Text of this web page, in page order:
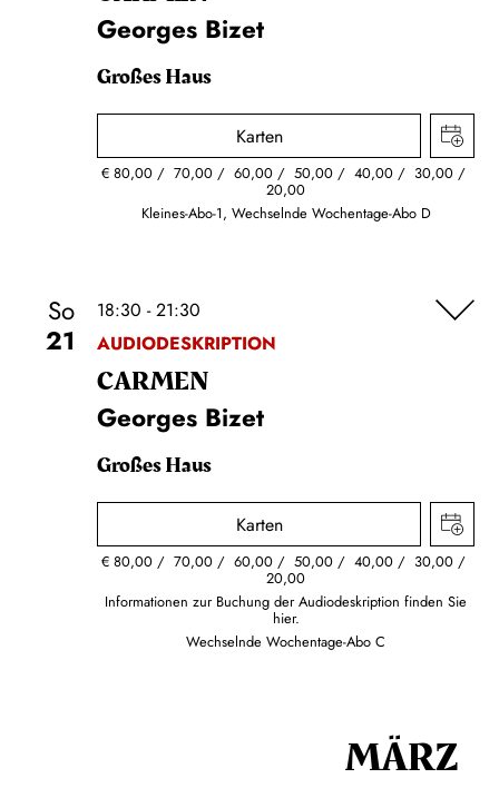
Georges Bizet
Großes Haus
Karten
€80,00 70,00 60,00 50,00 40,00 30,00
20,00
Kleines-Abo-1, Wechselnde Wochentage-Abo D
So
21
18:30 - 21:30
AUDIODESKRIPTION
CARMEN
Georges Bizet
Großes Haus
Karten
€80,00 70,00 60,00 50,00 40,00 30,00
20,00
Informationen zur Buchung der Audiodeskription finden Sie
hier.
Wechselnde Wochentage-Abo C
MÄRZ